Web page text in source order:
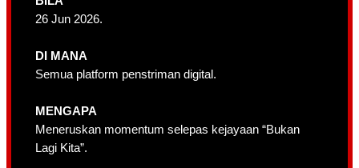
26 Jun 2026.
DI MANA
Semua platform penstriman digital.
MENGAPA
Meneruskan momentum selepas kejayaan “Bukan
Lagi Kita”.